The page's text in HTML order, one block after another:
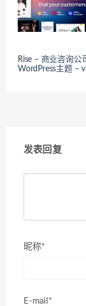
Rise – 商业咨询公
WordPress主题 –
发表回复
昵称*
E-mail*